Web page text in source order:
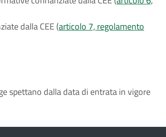
dalla CEE (articolo 7, regolamento
spettano dalla data di entrata in vigore